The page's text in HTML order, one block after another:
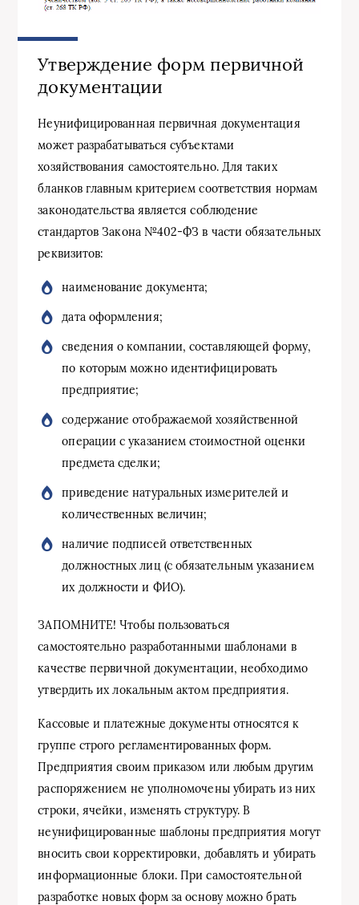
Утверждение форм первичной
документации
Неунифицированная первичная документация
может разрабатываться субъектами
хозяйствования самостоятельно. Для таких
бланков главным критерием соответствия нормам
законодательства является соблюдение
стандартов Закона №402-ФЗ в части обязательных
реквизитов:
наименование документа;
дата оформления;
сведения о компании, составляющей форму,
по которым можно идентифицировать
предприятие;
содержание отображаемой хозяйственной
операции с указанием стоимостной оценки
предмета сделки;
приведение натуральных измерителей и
количественных величин;
наличие подписей ответственных
должностных лиц (с обязательным указанием
их должности и ФИО).
ЗАПОМНИТЕ! Чтобы пользоваться
самостоятельно разработанными шаблонами в
качестве первичной документации, необходимо
утвердить их локальным актом предприятия.
Кассовые и платежные документы относятся к
группе строго регламентированных форм.
Предприятия своим приказом или любым другим
распоряжением не уполномочены убирать из них
строки, ячейки, изменять структуру. В
неунифицированные шаблоны предприятия могут
вносить свои корректировки, добавлять и убирать
информационные блоки. При самостоятельной
разработке новых форм за основу можно брать